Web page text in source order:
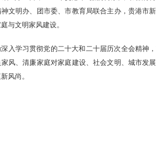
文明办、团市委、市教育局联合主办，贵港市
与文明家风建设。
入学习贯彻党的二十大和二十届历次全会精神
风、清廉家庭对家庭建设、社会文明、城市发
风尚。